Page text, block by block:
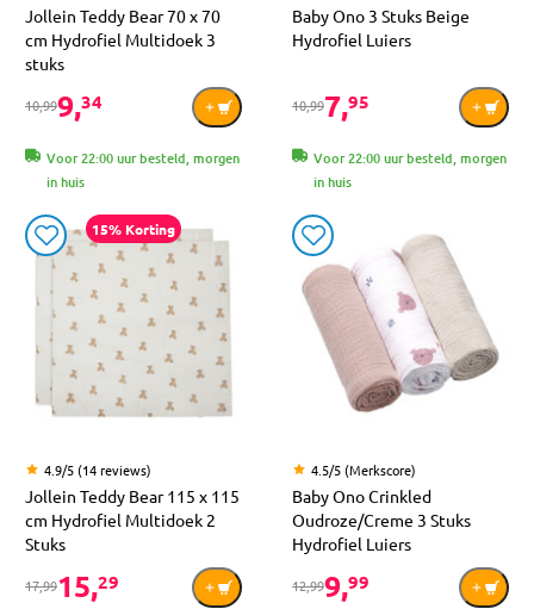
Jollein Teddy Bear 70 x 70
cm Hydrofiel Multidoek 3
stuks
10,999,34
Voor 22:00 uur besteld, morgen
in huis
Baby Ono 3 Stuks Beige
Hydrofiel Luiers
10,997,95
Voor 22:00 uur besteld, morgen
in huis
15% Korting
4.9/5 (14 reviews)
Jollein Teddy Bear 115 x 115
cm Hydrofiel Multidoek 2
Stuks
17,9915,29
4.5/5 (Merkscore)
Baby Ono Crinkled
Oudroze/Creme 3 Stuks
Hydrofiel Luiers
12,999,99